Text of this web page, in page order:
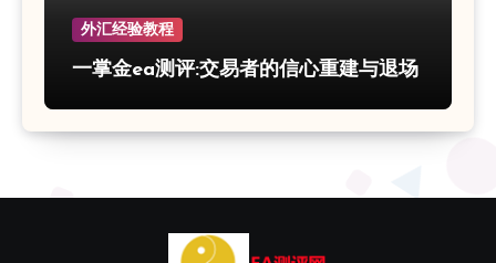
外汇经验教程
一掌金ea测评:交易者的信心重建与退场